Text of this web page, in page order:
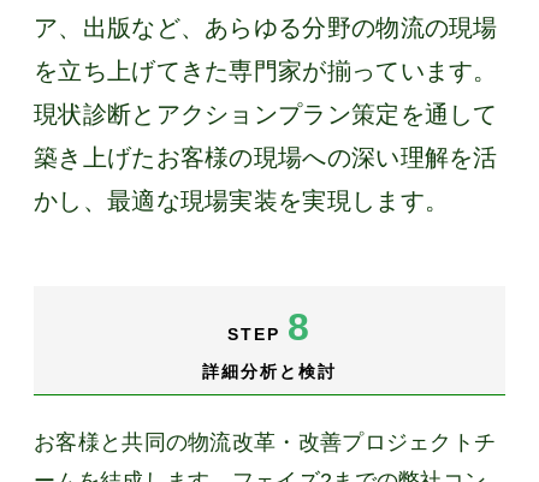
ア、出版など、あらゆる分野の物流の現場
を立ち上げてきた専門家が揃っています。
現状診断とアクションプラン策定を通して
築き上げたお客様の現場への深い理解を活
かし、最適な現場実装を実現します。
STEP 8
詳細分析と検討
お客様と共同の物流改革・改善プロジェクトチ